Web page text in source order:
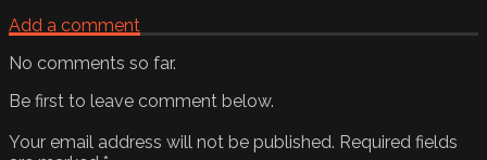
Add a comment
No comments so far.
Be first to leave comment below.
Your email address will not be published. Required fields